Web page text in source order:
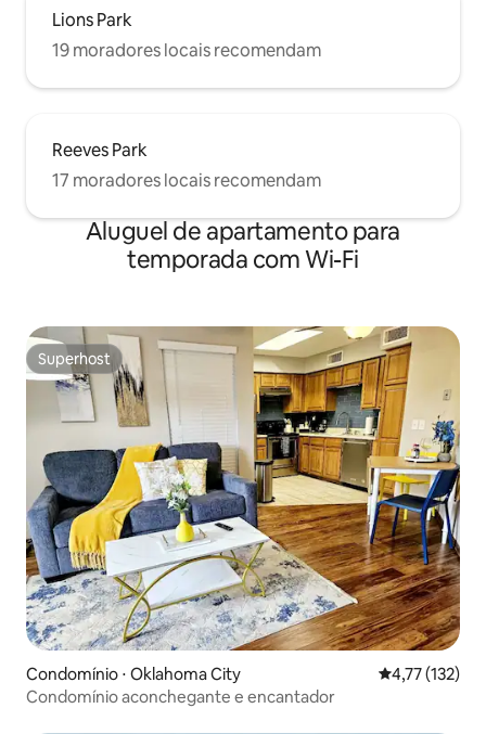
Lions Park
19 moradores locais recomendam
Reeves Park
17 moradores locais recomendam
Aluguel de apartamento para
temporada com Wi-Fi
Superhost
Superhost
Condomínio ⋅ Oklahoma City 4,77 de uma
4,77 (132)
Condomínio aconchegante e encantador